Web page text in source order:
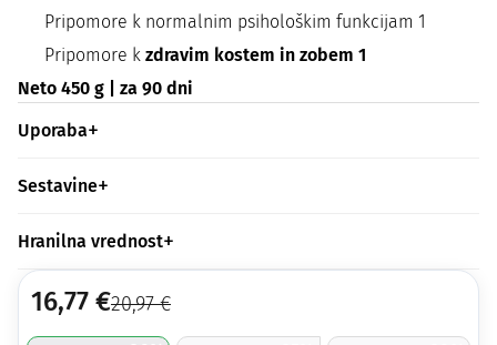
Pripomore k normalnim psihološkim funkcijam 1
Pripomore k zdravim kostem in zobem 1
Neto 450 g | za 90 dni
Uporaba
Sestavine
Hranilna vrednost
16,77 €20,97€